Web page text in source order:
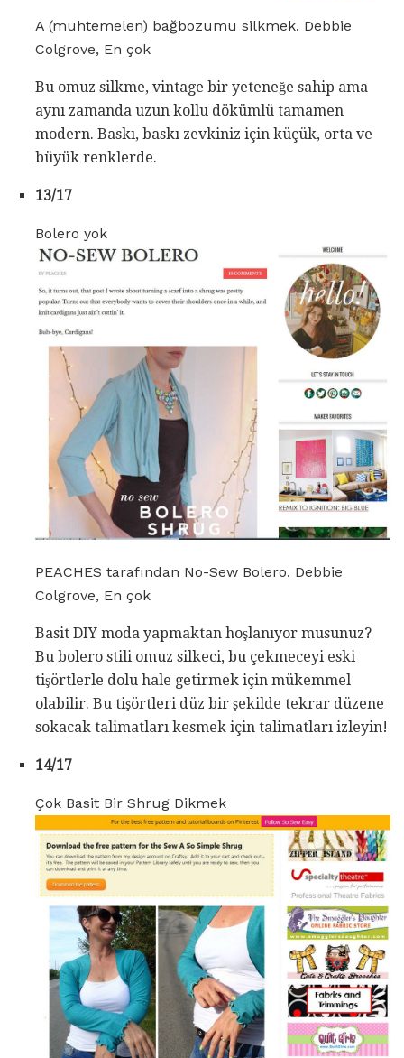
A (muhtemelen) bağbozumu silkmek. Debbie
Colgrove, En çok
Bu omuz silkme, vintage bir yeteneğe sahip ama
aynı zamanda uzun kollu dökümlü tamamen
modern. Baskı, baskı zevkiniz için küçük, orta ve
büyük renklerde.
13/17
Bolero yok
PEACHES tarafından No-Sew Bolero. Debbie
Colgrove, En çok
Basit DIY moda yapmaktan hoşlanıyor musunuz?
Bu bolero stili omuz silkeci, bu çekmeceyi eski
tişörtlerle dolu hale getirmek için mükemmel
olabilir. Bu tişörtleri düz bir şekilde tekrar düzene
sokacak talimatları kesmek için talimatları izleyin!
14/17
Çok Basit Bir Shrug Dikmek